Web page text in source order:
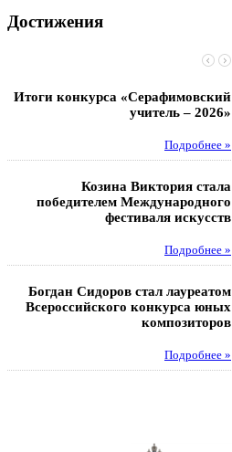
Достижения
Итоги конкурса «Серафимовский
учитель – 2026»
Подробнее »
Козина Виктория стала
победителем Международного
фестиваля искусств
Подробнее »
Богдан Сидоров стал лауреатом
Всероссийского конкурса юных
композиторов
Подробнее »